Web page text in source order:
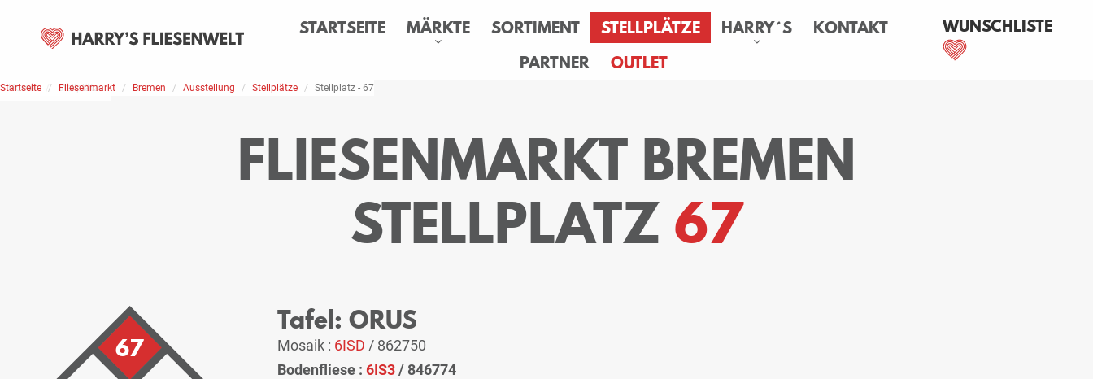
STARTSEITE MÄRKTE SORTIMENT STELLPLÄTZE HARRY´S
KONTAKT
PARTNER
OUTLET
WUNSCHLISTE
Home Stellplätze
Startseite Fliesenmarkt Bremen Ausstellung Stellplätze Stellplatz - 67
FLIESENMARKT BREMEN
STELLPLATZ 67
67
Tafel: ORUS
Mosaik : 6ISD / 862750
Bodenfliese : 6IS3/ 846774